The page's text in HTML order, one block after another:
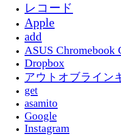
レコード
Apple
add
ASUS Chromebook
Dropbox
アウトオブライン
get
asamito
Google
Instagram